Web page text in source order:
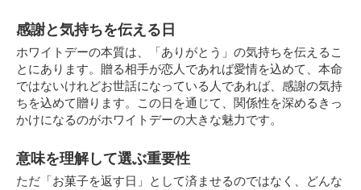
感謝と気持ちを伝える日
ホワイトデーの本質は、「ありがとう」の気持ちを伝えるこ
とにあります。贈る相手が恋人であれば愛情を込めて、本命
ではないけれどお世話になっている人であれば、感謝の気持
ちを込めて贈ります。この日を通じて、関係性を深めるきっ
かけになるのがホワイトデーの大きな魅力です。
意味を理解して選ぶ重要性
ただ「お菓子を返す日」として済ませるのではなく、どんな